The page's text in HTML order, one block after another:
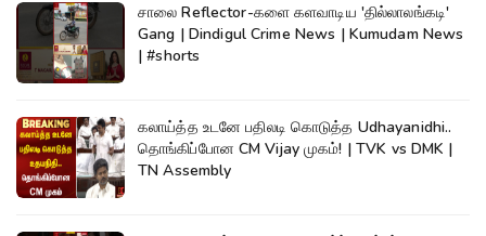
சாலை Reflector-களை களவாடிய 'தில்லாலங்கடி'
Gang | Dindigul Crime News | Kumudam News
| #shorts
கலாய்த்த உடனே பதிலடி கொடுத்த Udhayanidhi..
தொங்கிப்போன CM Vijay முகம்! | TVK vs DMK |
TN Assembly